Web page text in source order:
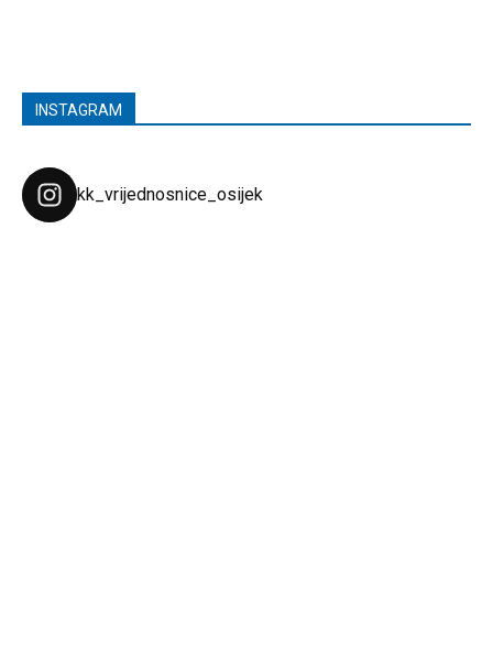
INSTAGRAM
kk_vrijednosnice_osijek